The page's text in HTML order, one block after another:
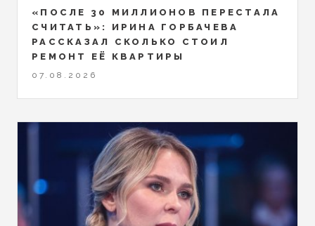
«ПОСЛЕ 30 МИЛЛИОНОВ ПЕРЕСТАЛА
СЧИТАТЬ»: ИРИНА ГОРБАЧЕВА
РАССКАЗАЛ СКОЛЬКО СТОИЛ
РЕМОНТ ЕЁ КВАРТИРЫ
07.08.2026